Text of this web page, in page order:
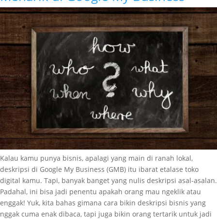
Kalau kamu punya bisnis, apalagi yang main di ranah lokal,
deskripsi di Google My Business (GMB) itu ibarat etalase toko
digital kamu. Tapi, banyak banget yang nulis deskripsi asal-asalan.
Padahal, ini bisa jadi penentu apakah orang mau ngeklik atau
enggak! Yuk, kita bahas gimana cara bikin deskripsi bisnis yang
nggak cuma enak dibaca, tapi juga bikin orang tertarik untuk jadi